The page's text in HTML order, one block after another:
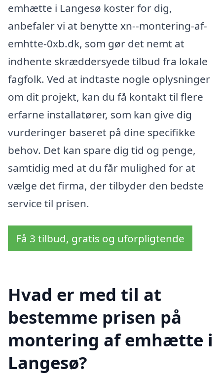
emhætte i Langesø koster for dig,
anbefaler vi at benytte xn--montering-af-
emhtte-0xb.dk, som gør det nemt at
indhente skræddersyede tilbud fra lokale
fagfolk. Ved at indtaste nogle oplysninger
om dit projekt, kan du få kontakt til flere
erfarne installatører, som kan give dig
vurderinger baseret på dine specifikke
behov. Det kan spare dig tid og penge,
samtidig med at du får mulighed for at
vælge det firma, der tilbyder den bedste
service til prisen.
Få 3 tilbud, gratis og uforpligtende
Hvad er med til at
bestemme prisen på
montering af emhætte i
Langesø?